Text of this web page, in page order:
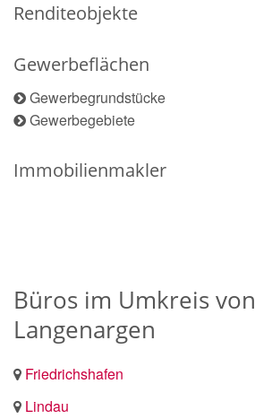
Renditeobjekte
Gewerbeflächen
Gewerbegrundstücke
Gewerbegebiete
Immobilienmakler
Büros im Umkreis von
Langenargen
Friedrichshafen
Lindau